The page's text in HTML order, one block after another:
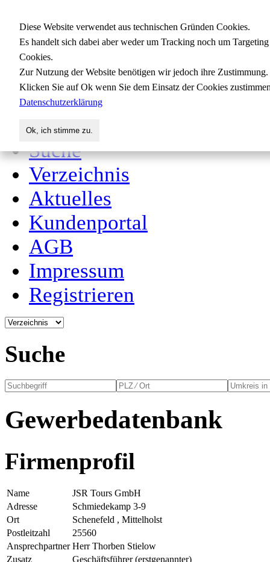
Gewerbedatenbank.org
für Handwerk,
Start
Suche
Verzeichnis
Aktuelles
Kundenportal
AGB
Impressum
Registrieren
Suche
Gewerbedatenbank
Firmenprofil
Name
JSR Tours GmbH
Adresse
Schmiedekamp 3-9
Ort
Schenefeld , Mittelholst
Postleitzahl
25560
Ansprechpartner Herr Thorben Stielow
Zusatz
Geschäftsführer (erstgenannter)
Diese Website verwendet aus technischen Gründen Cookies.
Es handelt sich dabei aber weder um Tracking noch um Targeting
Cookies.
Zur Nutzung der Website benötigen wir jedoch ihre Zustimmung.
Klicken Sie auf Ok wenn Sie dem Einsatz der Cookies
Datenschutzerklärung
Ok, ich stimme zu.